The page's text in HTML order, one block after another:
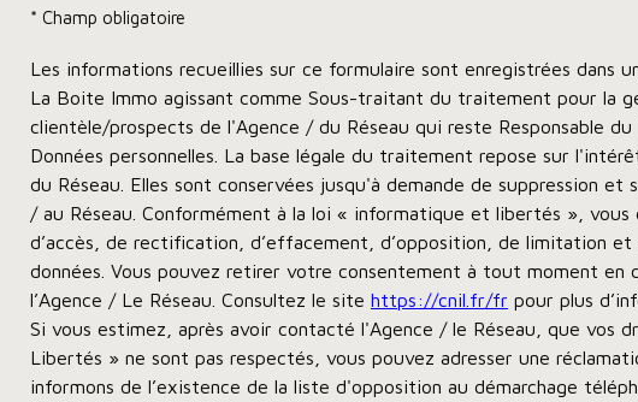
* Champ obligatoire
Les informations recueillies sur ce formulaire sont enregistrées dans
La Boite Immo agissant comme Sous-traitant du traitement pour la
clientèle/prospects de l'Agence / du Réseau qui reste Responsable
Données personnelles. La base légale du traitement repose sur
du Réseau. Elles sont conservées jusqu'à demande de suppression et
/ au Réseau. Conformément à la loi « informatique et libertés », vous
d’accès, de rectification, d’effacement, d’opposition, de limitation
données. Vous pouvez retirer votre consentement à tout moment en
l’Agence / Le Réseau. Consultez le site https://cnil.fr/fr pour plus
Si vous estimez, après avoir contacté l'Agence / le Réseau, que vos
Libertés » ne sont pas respectés, vous pouvez adresser une
informons de l’existence de la liste d'opposition au démarchage